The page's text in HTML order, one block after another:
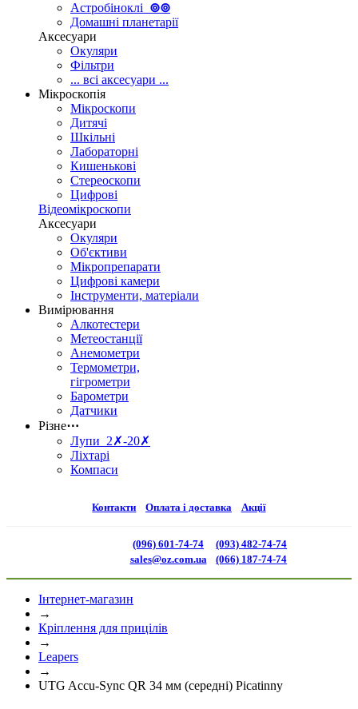
Астробіноклі ⊚⊚
Домашні планетарії
Аксесуари
Окуляри
Фільтри
... всі аксесуари ...
Мікроскопія
Мікроскопи
Дитячі
Шкільні
Лабораторні
Кишенькові
Стереоскопи
Цифрові
Відеомікроскопи
Аксесуари
Окуляри
Об'єктиви
Мікропрепарати
Цифрові камери
Інструменти, матеріали
Вимірювання
Алкотестери
Метеостанції
Анемометри
Термометри,
гігрометри
Барометри
Датчики
Різне⋯
Лупи 2✗-20✗
Ліхтарі
Компаси
Контакти Оплата і доставка Акції
(096) 601-74-74
sales@oz.com.ua
(093) 482-74-74
(066) 187-74-74
Інтернет-магазин
→
Кріплення для прицілів
→
Leapers
→
UTG Accu-Sync QR 34 мм (середні) Picatinny